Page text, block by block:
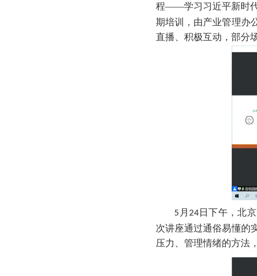
程——学习习近平新时
期培训，由产业管理办
直播、积极互动，部分
5 月 24日下午，北
次讲座通过通俗易懂的
压力、管理情绪的方法